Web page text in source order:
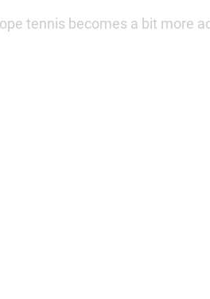
tennis becomes a bit more